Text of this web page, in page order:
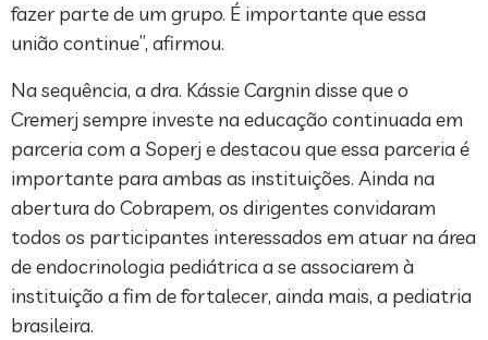
fazer parte de um grupo. É importante que essa
união continue”, afirmou.
Na sequência, a dra. Kássie Cargnin disse que o
Cremerj sempre investe na educação continuada em
parceria com a Soperj e destacou que essa parceria é
importante para ambas as instituições. Ainda na
abertura do Cobrapem, os dirigentes convidaram
todos os participantes interessados em atuar na área
de endocrinologia pediátrica a se associarem à
instituição a fim de fortalecer, ainda mais, a pediatria
brasileira.